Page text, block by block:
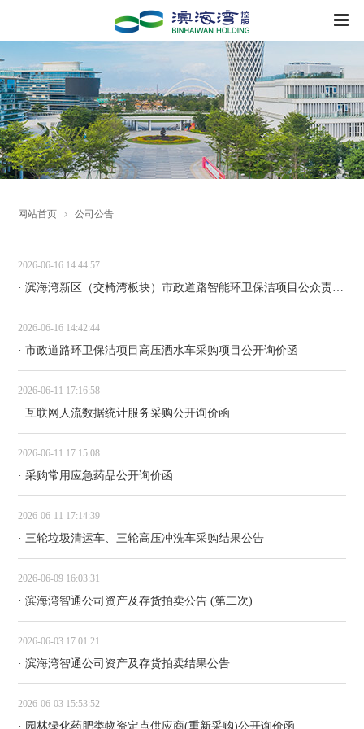
网站首页 公司公告
2026-06-16 14:44:57
· 滨海湾新区（交椅湾板块）市政道路智能环卫保洁项目公众责任险公开询价函
2026-06-16 14:42:44
· 市政道路环卫保洁项目高压洒水车采购项目公开询价函
2026-06-11 17:16:58
· 互联网人流数据统计服务采购公开询价函
2026-06-11 17:15:08
· 采购常用应急药品公开询价函
2026-06-11 17:14:39
· 三轮垃圾清运车、三轮高压冲洗车采购结果公告
2026-06-09 16:03:31
· 滨海湾智通公司资产及存货拍卖公告 (第二次)
2026-06-03 17:01:21
· 滨海湾智通公司资产及存货拍卖结果公告
2026-06-03 15:53:52
· 园林绿化药肥类物资定点供应商(重新采购)公开询价函